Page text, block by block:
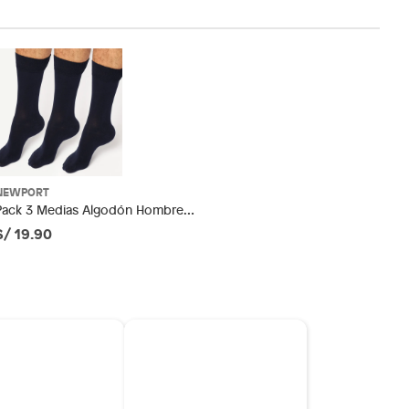
3 Medias Algodón Hombre
19.90